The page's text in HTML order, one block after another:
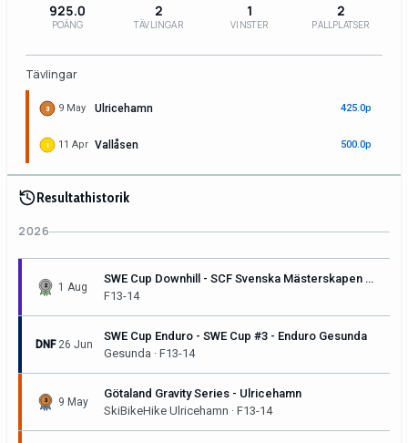
925.0
POÄNG
2
TÄVLINGAR
1
VINSTER
2
PALLPLATSER
Tävlingar
3 9 May Ulricehamn 425.0p
1 11 Apr Vallåsen 500.0p
Resultathistorik
2026
1 Aug
SWE Cup Downhill - SCF Svenska Mästerskapen & SWE Cup #3 - Downhill Sunne
F13-14
DNF 26 Jun
SWE Cup Enduro - SWE Cup #3 - Enduro Gesunda
Gesunda · F13-14
9 May
Götaland Gravity Series - Ulricehamn
SkiBikeHike Ulricehamn · F13-14